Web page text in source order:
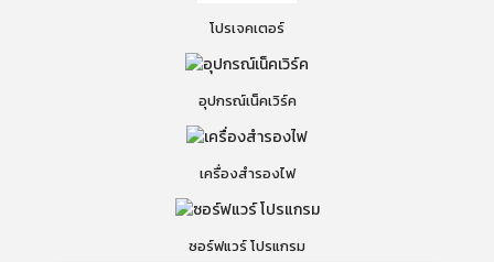
โปรเจคเตอร์
อุปกรณ์เน็คเวิร์ค
เครื่องสำรองไฟ
ซอร์ฟแวร์ โปรแกรม